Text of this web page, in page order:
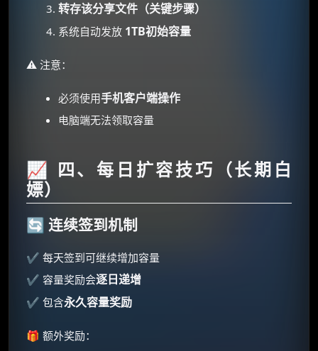
转存该分享文件（关键步骤）
系统自动发放 1TB初始容量
⚠️ 注意：
必须使用手机客户端操作
电脑端无法领取容量
📈 四、每日扩容技巧（长期白
嫖）
🔄 连续签到机制
✔ 每天签到可继续增加容量
✔ 容量奖励会逐日递增
✔ 包含永久容量奖励
🎁 额外奖励：
☕
朋友们辛苦了 💦
你需要的各种会员，都可低价购买！
优惠券、活动红包，每日可领。